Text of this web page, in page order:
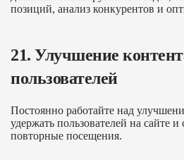
позиций, анализ конкурентов и
21. Улучшение
пользователей
Постоянно работайте над
удержать пользователей на сайте и
повторные посещения.